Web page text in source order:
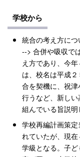
学校から
統合の考え方につ
--> 合併や吸収で
え方であり、今
は、校名は平成
合を契機に、祝
行うなど、新し
組んでいる旨説明
学校再編計画策
れていたが、現
学級となる。子